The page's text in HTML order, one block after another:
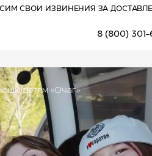
СВОИ ИЗВИНЕНИЯ ЗА
8 (800) 301-
15:57(Алтай)
детям «Очаг»